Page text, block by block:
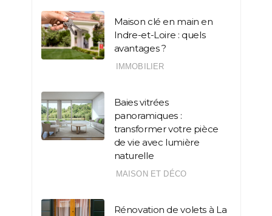
Maison clé en main en
Indre-et-Loire : quels
avantages ?
IMMOBILIER
Baies vitrées
panoramiques :
transformer votre pièce
de vie avec lumière
naturelle
MAISON ET DÉCO
Rénovation de volets à La